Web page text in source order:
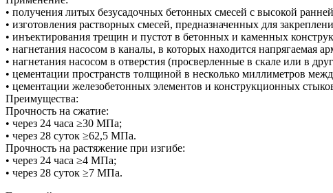
• получения литых безусадочных бетонных смесей с высокой
• изготовления растворных смесей, предназначенных для
• инъектирования трещин и пустот в бетонных и каменных
• нагнетания насосом в каналы, в которых находится
• нагнетания насосом в отверстия (просверленные в скале или в
• цементации пространств толщиной в несколько миллиметров
• цементации железобетонных элементов и конструкционных
Преимущества:
Прочность на сжатие:
• через 24 часа ≥30 МПа;
• через 28 суток ≥62,5 МПа.
Прочность на растяжение при изгибе:
• через 24 часа ≥4 МПа;
• через 28 суток ≥7 МПа.